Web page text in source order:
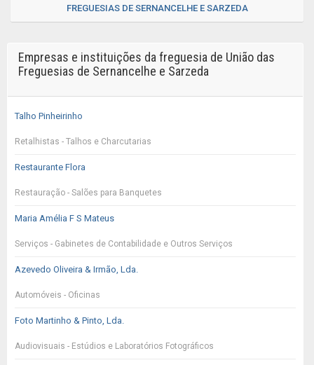
FREGUESIAS DE SERNANCELHE E SARZEDA
Empresas e instituições da freguesia de União das
Freguesias de Sernancelhe e Sarzeda
Talho Pinheirinho
Retalhistas - Talhos e Charcutarias
Restaurante Flora
Restauração - Salões para Banquetes
Maria Amélia F S Mateus
Serviços - Gabinetes de Contabilidade e Outros Serviços
Azevedo Oliveira & Irmão, Lda.
Automóveis - Oficinas
Foto Martinho & Pinto, Lda.
Audiovisuais - Estúdios e Laboratórios Fotográficos